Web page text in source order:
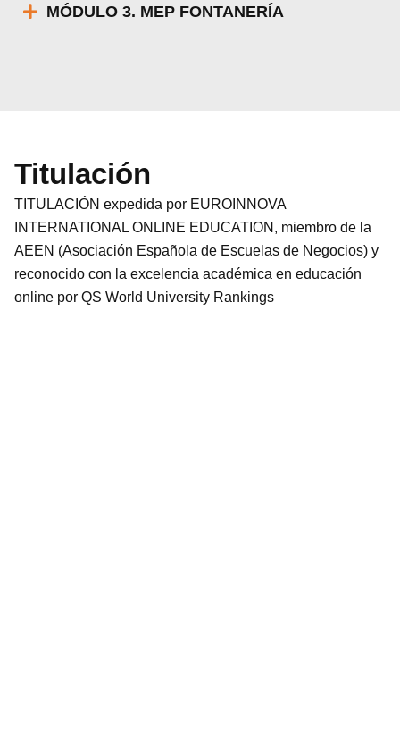
MÓDULO 3. MEP FONTANERÍA
Titulación
TITULACIÓN expedida por EUROINNOVA
INTERNATIONAL ONLINE EDUCATION, miembro de la
AEEN (Asociación Española de Escuelas de Negocios) y
reconocido con la excelencia académica en educación
online por QS World University Rankings